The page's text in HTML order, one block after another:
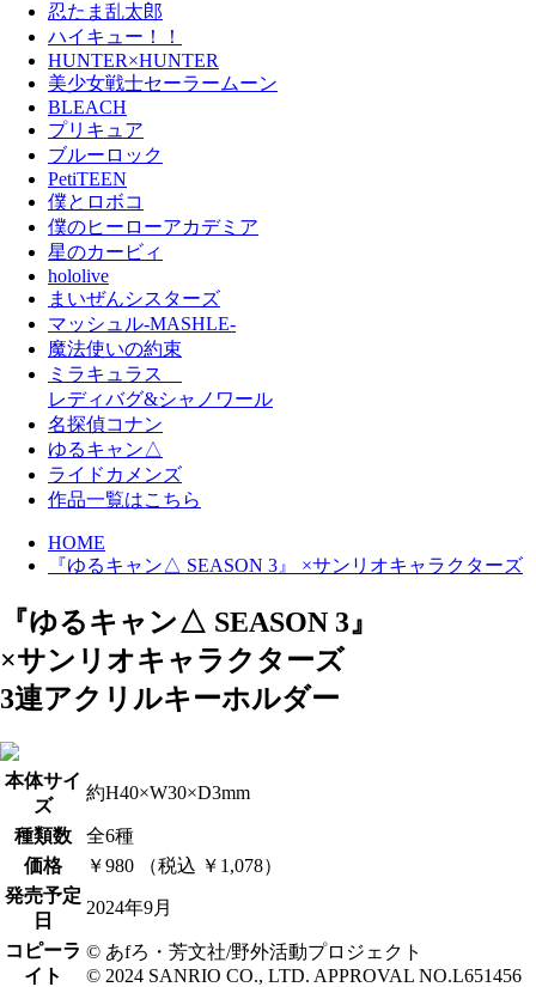
忍たま乱太郎
ハイキュー！！
HUNTER×HUNTER
美少女戦士セーラームーン
BLEACH
プリキュア
ブルーロック
PetiTEEN
僕とロボコ
僕のヒーローアカデミア
星のカービィ
hololive
まいぜんシスターズ
マッシュル-MASHLE-
魔法使いの約束
ミラキュラス
レディバグ&シャノワール
名探偵コナン
ゆるキャン△
ライドカメンズ
作品一覧はこちら
HOME
『ゆるキャン△ SEASON 3』 ×サンリオキャラクターズ
『ゆるキャン△ SEASON 3』
×サンリオキャラクターズ
3連アクリルキーホルダー
本体サイ
ズ
約H40×W30×D3mm
種類数
全6種
価格
￥980 （税込 ￥1,078）
発売予定
日
2024年9月
コピーラ
イト
© あfろ・芳文社/野外活動プロジェクト
© 2024 SANRIO CO., LTD. APPROVAL NO.L651456